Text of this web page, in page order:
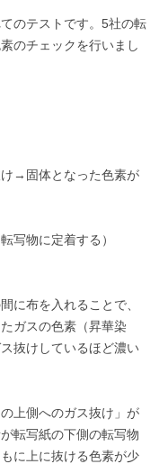
のテストです。5社の転
のチェックを行いまし
→固体となった色素が
写物に定着する）
に布を入れることで、
ガスの色素（昇華染
抜けしているほど濃い
上側へのガス抜け」が
転写紙の下側の転写物
に上に抜ける色素が少